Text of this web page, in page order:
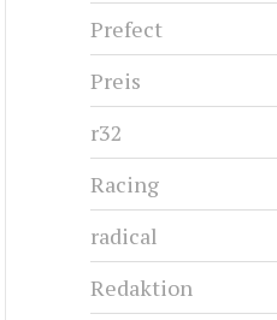
Prefect
Preis
r32
Racing
radical
Redaktion